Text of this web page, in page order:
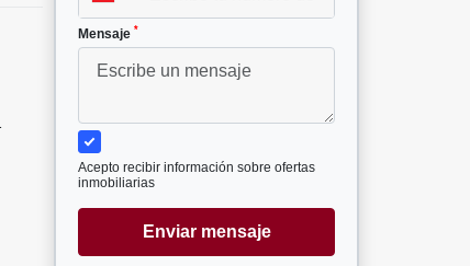
Mensaje *
Acepto recibir información sobre ofertas
inmobiliarias
Enviar mensaje